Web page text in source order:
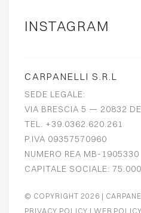
INSTAGRAM
CARPANELLI S.R.L
SEDE LEGALE:
VIA BRESCIA 5 — 20832
TEL. +39.0362.620.261
P.IVA 09357570960
NUMERO REA MB-1905330
CAPITALE SOCIALE: 75.000
© COPYRIGHT 2026 |
PRIVACY POLICY |WEB